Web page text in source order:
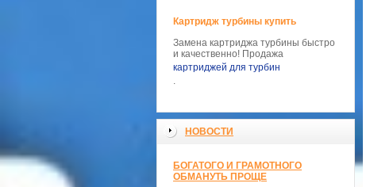
Картридж турбины купить
Замена картриджа турбины быстро
и качественно! Продажа
картриджей для турбин
.
НОВОСТИ
БОГАТОГО И ГРАМОТНОГО
ОБМАНУТЬ ПРОЩЕ